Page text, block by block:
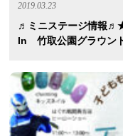
2019.03.23
♬ミニステージ情報
In 竹取公園グラウン